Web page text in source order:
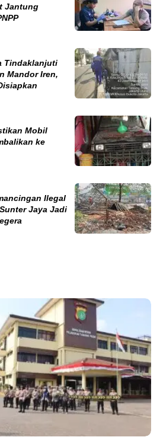
Jantung
Tindaklanjuti
Mandor Iren,
Mobil
ke
Ilegal
Jaya Jadi